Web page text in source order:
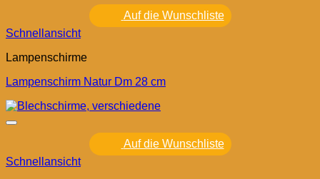
Auf die Wunschliste
Schnellansicht
Lampenschirme
Lampenschirm Natur Dm 28 cm
Auf die Wunschliste
Schnellansicht